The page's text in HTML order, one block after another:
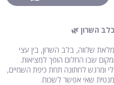
השרון 🌿
שלווה, בלב השרון, בין עצי
שבו החלום הופך למציאות.
ומרגש לחתונה תחת כיפת השמיים,
שאי אפשר לשכוח.